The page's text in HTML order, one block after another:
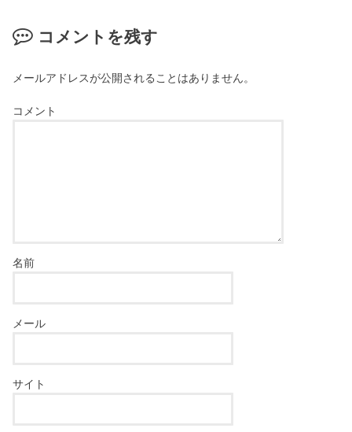
コメントを残す
メールアドレスが公開されることはありません。
コメント
名前
メール
サイト